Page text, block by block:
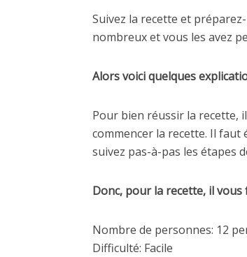
Suivez la recette et
nombreux et vous les avez
Alors voici quelques
Pour bien réussir la recette,
commencer la recette. Il
suivez pas-à-pas les étapes
Donc, pour la recette, il vous
Nombre de personnes: 12
Difficulté: Facile